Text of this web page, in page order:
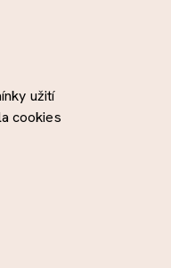
užití
cookies